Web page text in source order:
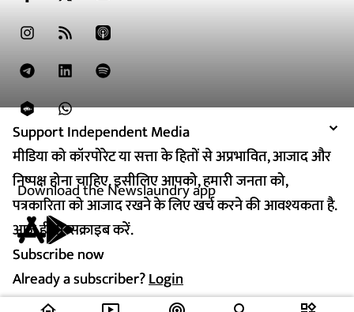
Support Independent Media
मीडिया को कॉरपोरेट या सत्ता के हितों से अप्रभावित, आजाद और
निष्पक्ष होना चाहिए. इसीलिए आपको, हमारी जनता को,
पत्रकारिता को आजाद रखने के लिए खर्च करने की आवश्यकता है.
आज ही सब्सक्राइब करें.
Subscribe now
Already a subscriber?Login
Support Independent Media
मीडिया को कॉरपोरेट या सत्ता के हितों से अप्रभावित, आजाद और
निष्पक्ष होना चाहिए. इसीलिए आपको, हमारी जनता को,
पत्रकारिता को आजाद रखने के लिए खर्च करने की आवश्यकता है.
आज ही सब्सक्राइब करें.
Subscribe now
Already a subscriber?Login
Download the Newslaundry app